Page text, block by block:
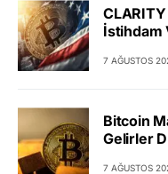
İstihdam
7 AĞUSTOS
Bitcoin
Gelirler
7 AĞUSTOS